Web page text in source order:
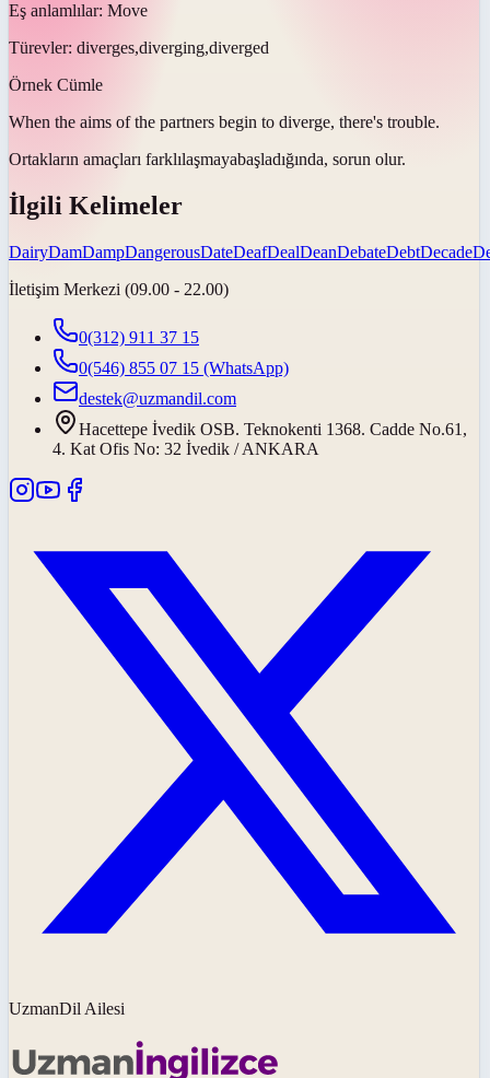
Eş anlamlılar: Move
Türevler: diverges,diverging,diverged
Örnek Cümle
When the aims of the partners begin to diverge, there's trouble.
Ortakların amaçları farklılaşmayabaşladığında, sorun olur.
İlgili Kelimeler
DairyDamDampDangerousDateDeafDealDeanDebateDebtDecade
İletişim Merkezi (09.00 - 22.00)
0(312) 911 37 15
0(546) 855 07 15 (WhatsApp)
destek@uzmandil.com
Hacettepe İvedik OSB. Teknokenti 1368. Cadde No.61,
4. Kat Ofis No: 32 İvedik / ANKARA
UzmanDil Ailesi